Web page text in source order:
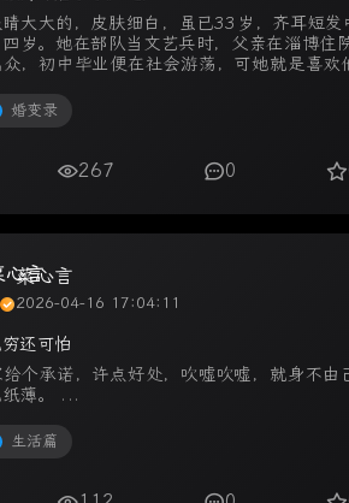
大大的，皮肤细白，虽已33岁，齐耳短
岁。她在部队当文艺兵时，父亲在淄博住
，初中毕业便在社会游荡，可她就是喜欢
婚变录
267 0
菜心言
2026-04-16 17:04:11
还可怕
个承诺，许点好处，吹嘘吹嘘，就身不由
薄。 ...
生活篇